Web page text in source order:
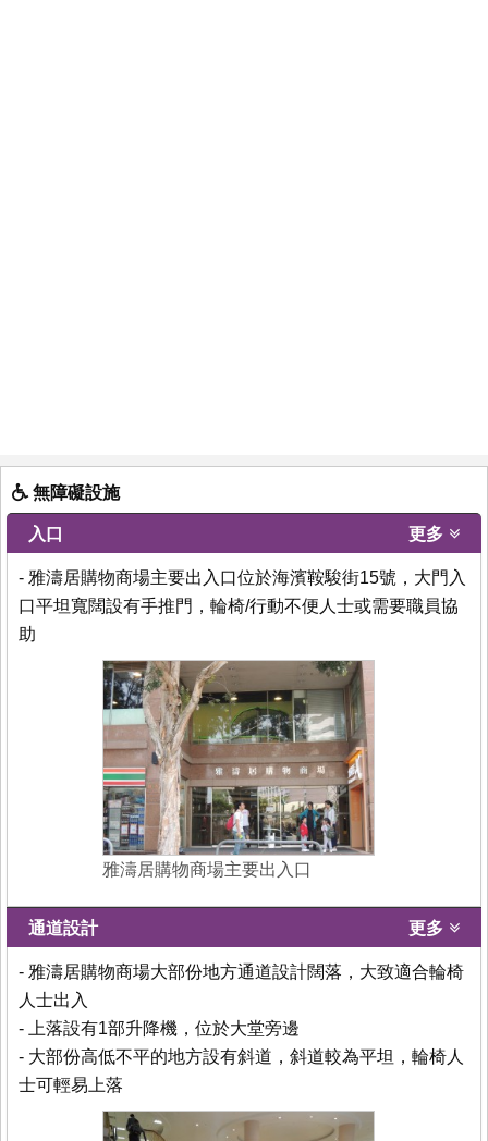
無障礙設施
入口 更多
- 雅濤居購物商場主要出入口位於海濱鞍駿街15號，大門入
口平坦寬闊設有手推門，輪椅/行動不便人士或需要職員協
助
雅濤居購物商場主要出入口
通道設計 更多
- 雅濤居購物商場大部份地方通道設計闊落，大致適合輪椅
人士出入
- 上落設有1部升降機，位於大堂旁邊
- 大部份高低不平的地方設有斜道，斜道較為平坦，輪椅人
士可輕易上落